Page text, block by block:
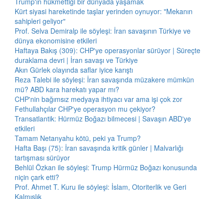
Kürt siyasi hareketinde taşlar yerinden oynuyor: "Mekanın
sahipleri geliyor"
Prof. Selva Demiralp ile söyleşi: İran savaşının Türkiye ve
dünya ekonomisine etkileri
Haftaya Bakış (309): CHP'ye operasyonlar sürüyor | Süreçte
duraklama devri | İran savaşı ve Türkiye
Akın Gürlek olayında saflar iyice karıştı
Reza Talebi ile söyleşi: İran savaşında müzakere mümkün
mü? ABD kara harekatı yapar mı?
CHP'nin bağımsız medyaya ihtiyacı var ama işi çok zor
Fethullahçılar CHP'ye operasyon mu çekiyor?
Transatlantik: Hürmüz Boğazı bilmecesi | Savaşın ABD'ye
etkileri
Tamam Netanyahu kötü, peki ya Trump?
Hafta Başı (75): İran savaşında kritik günler | Malvarlığı
tartışması sürüyor
Behlül Özkan ile söyleşi: Trump Hürmüz Boğazı konusunda
niçin çark etti?
Prof. Ahmet T. Kuru ile söyleşi: İslam, Otoriterlik ve Geri
Kalmışlık